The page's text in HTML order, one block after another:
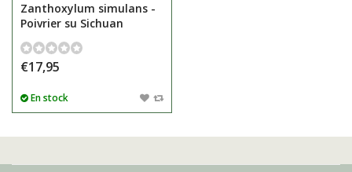
Zanthoxylum simulans -
Poivrier su Sichuan
€17,95
En stock